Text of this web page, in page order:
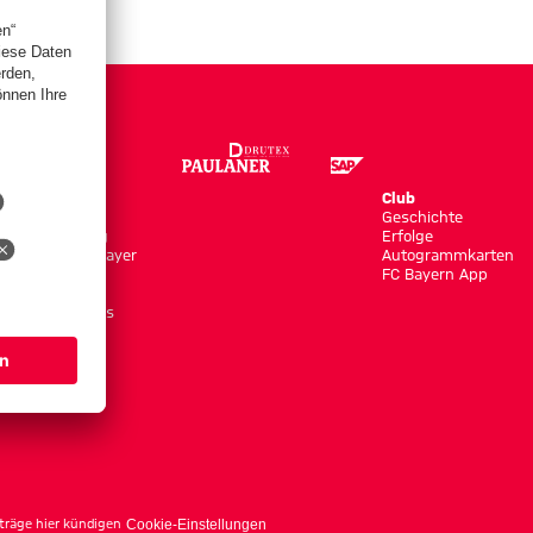
Bekleidung
Shop by Player
Accessoires
Club
Geschichte
Erfolge
Autogrammkarten
FC Bayern App
hier kündigen Cookie-Einstellungen